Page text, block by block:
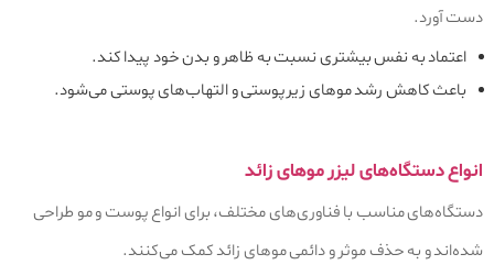
دست آورد.
اعتماد به نفس بیشتری نسبت به ظاهر و بدن خود پیدا کند.
باعث کاهش رشد موهای زیرپوستی و التهاب‌های پوستی می‌شود.
انواع دستگاه‌های لیزر موهای زائد
دستگاه‌های مناسب با فناوری‌های مختلف، برای انواع پوست و مو طراحی
شده‌اند و به حذف موثر و دائمی موهای زائد کمک می‌کنند.